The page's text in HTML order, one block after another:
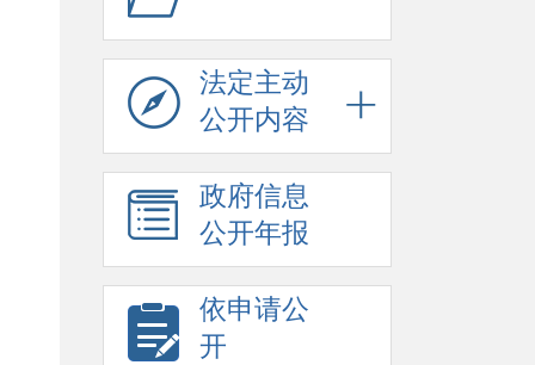
法定主动
公开内容
政府信息
公开年报
依申请公
开